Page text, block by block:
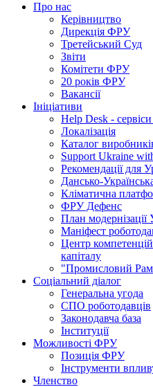
Про нас
Керівництво
Дирекція ФРУ
Третейський Суд
Звіти
Комітети ФРУ
20 років ФРУ
Вакансії
Ініціативи
Help Desk - сервіси
Локалізація
Каталог
Support Ukraine
Рекомендації для
Дансько-
Кліматична
ФРУ Дефенс
План модернізації
Маніфест
Центр
капіталу
"Промисловий
Соціальний діалог
Генеральна угода
СПО роботодавців
Законодавча база
Інституції
Можливості ФРУ
Позиція ФРУ
Інструменти
Членство